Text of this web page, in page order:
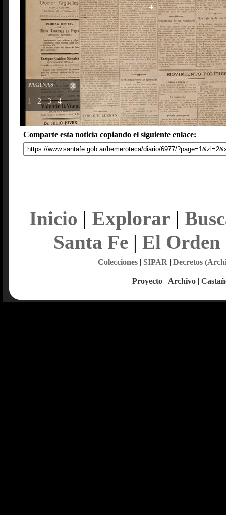
PAGINAS
1 2 3 4
Comparte esta noticia copiando el siguiente enlace:
Inicio | Explorar |
Santa Fe| El Orden
Colecciones| SIPAR | Decretos
Proyecto | Archivo |